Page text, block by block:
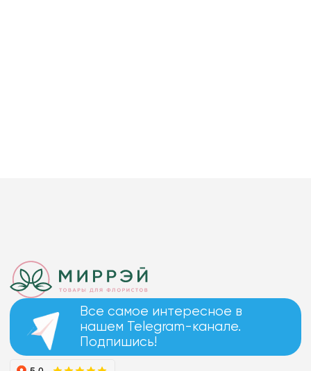
Все самое интересное в
нашем Telegram-канале.
Подпишись!